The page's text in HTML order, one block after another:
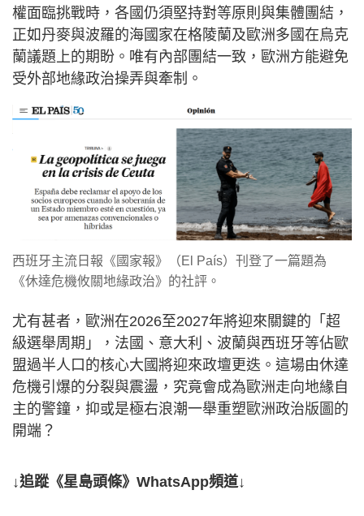
權面臨挑戰時，各國仍須堅持對等原則與集體團結，
正如丹麥與波羅的海國家在格陵蘭及歐洲多國在烏克
蘭議題上的期盼。唯有內部團結一致，歐洲方能避免
受外部地緣政治操弄與牽制。
西班牙主流日報《國家報》（El País）刊登了一篇題為
《休達危機攸關地緣政治》的社評。
尤有甚者，歐洲在2026至2027年將迎來關鍵的「超
級選舉周期」，法國、意大利、波蘭與西班牙等佔歐
盟過半人口的核心大國將迎來政壇更迭。這場由休達
危機引爆的分裂與震盪，究竟會成為歐洲走向地緣自
主的警鐘，抑或是極右浪潮一舉重塑歐洲政治版圖的
開端？
↓追蹤《星島頭條》WhatsApp頻道↓